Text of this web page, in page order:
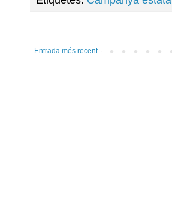
Entrada més recent